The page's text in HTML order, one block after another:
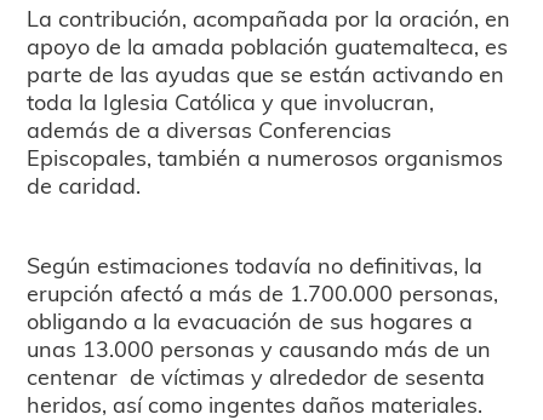
La contribución, acompañada por la oración, en
apoyo de la amada población guatemalteca, es
parte de las ayudas que se están activando en
toda la Iglesia Católica y que involucran,
además de a diversas Conferencias
Episcopales, también a numerosos organismos
de caridad.
Según estimaciones todavía no definitivas, la
erupción afectó a más de 1.700.000 personas,
obligando a la evacuación de sus hogares a
unas 13.000 personas y causando más de un
centenar de víctimas y alrededor de sesenta
heridos, así como ingentes daños materiales.